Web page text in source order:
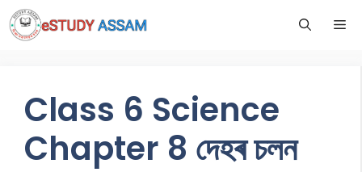
Class 6 Science
Chapter 8 দেহৰ চলন